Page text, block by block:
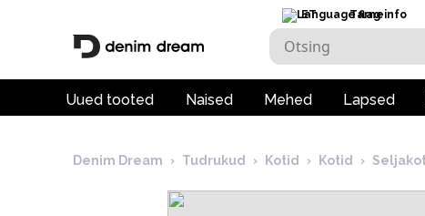
ET Tarneinfo
Uued tooted Naised Mehed Lapsed
Denim Dream › Tudrukud › Kotid › Kotid ›